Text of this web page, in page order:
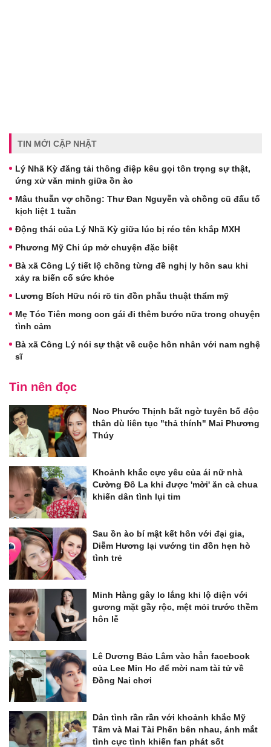
TIN MỚI CẬP NHẬT
Lý Nhã Kỳ đăng tải thông điệp kêu gọi tôn trọng sự thật,
ứng xử văn minh giữa ồn ào
Mâu thuẫn vợ chồng: Thư Đan Nguyễn và chồng cũ đấu tố
kịch liệt 1 tuần
Động thái của Lý Nhã Kỳ giữa lúc bị réo tên khắp MXH
Phương Mỹ Chi úp mở chuyện đặc biệt
Bà xã Công Lý tiết lộ chồng từng đề nghị ly hôn sau khi
xảy ra biến cố sức khỏe
Lương Bích Hữu nói rõ tin đồn phẫu thuật thẩm mỹ
Mẹ Tóc Tiên mong con gái đi thêm bước nữa trong chuyện
tình cảm
Bà xã Công Lý nói sự thật về cuộc hôn nhân với nam nghệ
sĩ
Tin nên đọc
Noo Phước Thịnh bất ngờ tuyên bố độc
thân dù liên tục "thả thính" Mai Phương
Thúy
Khoảnh khắc cực yêu của ái nữ nhà
Cường Đô La khi được 'mời' ăn cà chua
khiến dân tình lụi tim
Sau ồn ào bí mật kết hôn với đại gia,
Diễm Hương lại vướng tin đồn hẹn hò
tình trẻ
Minh Hằng gây lo lắng khi lộ diện với
gương mặt gầy rộc, mệt mỏi trước thềm
hôn lễ
Lê Dương Bảo Lâm vào hẳn facebook
của Lee Min Ho để mời nam tài tử về
Đồng Nai chơi
Dân tình rần rần với khoảnh khắc Mỹ
Tâm và Mai Tài Phến bên nhau, ánh mắt
tình cực tình khiến fan phát sốt